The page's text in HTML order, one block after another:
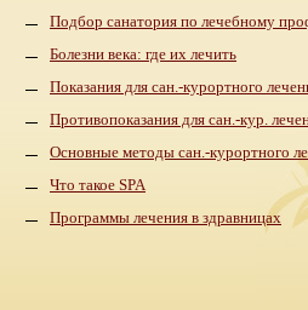
Подбор санатория по лечебному
Болезни века: где их лечить
Показания для сан.-курортного
Противопоказания для сан.-кур.
Основные методы сан.-курортного
Что такое SPA
Программы лечения в здравницах